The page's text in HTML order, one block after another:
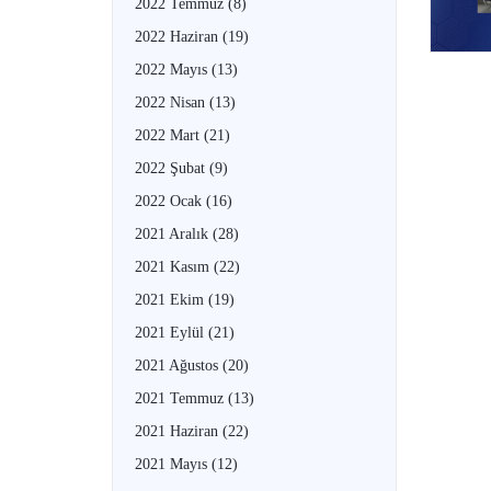
2022 Temmuz (8)
2022 Haziran (19)
2022 Mayıs (13)
2022 Nisan (13)
2022 Mart (21)
2022 Şubat (9)
2022 Ocak (16)
2021 Aralık (28)
2021 Kasım (22)
2021 Ekim (19)
2021 Eylül (21)
2021 Ağustos (20)
2021 Temmuz (13)
2021 Haziran (22)
2021 Mayıs (12)